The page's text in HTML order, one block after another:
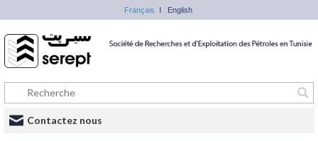
Français English
Contactez nous